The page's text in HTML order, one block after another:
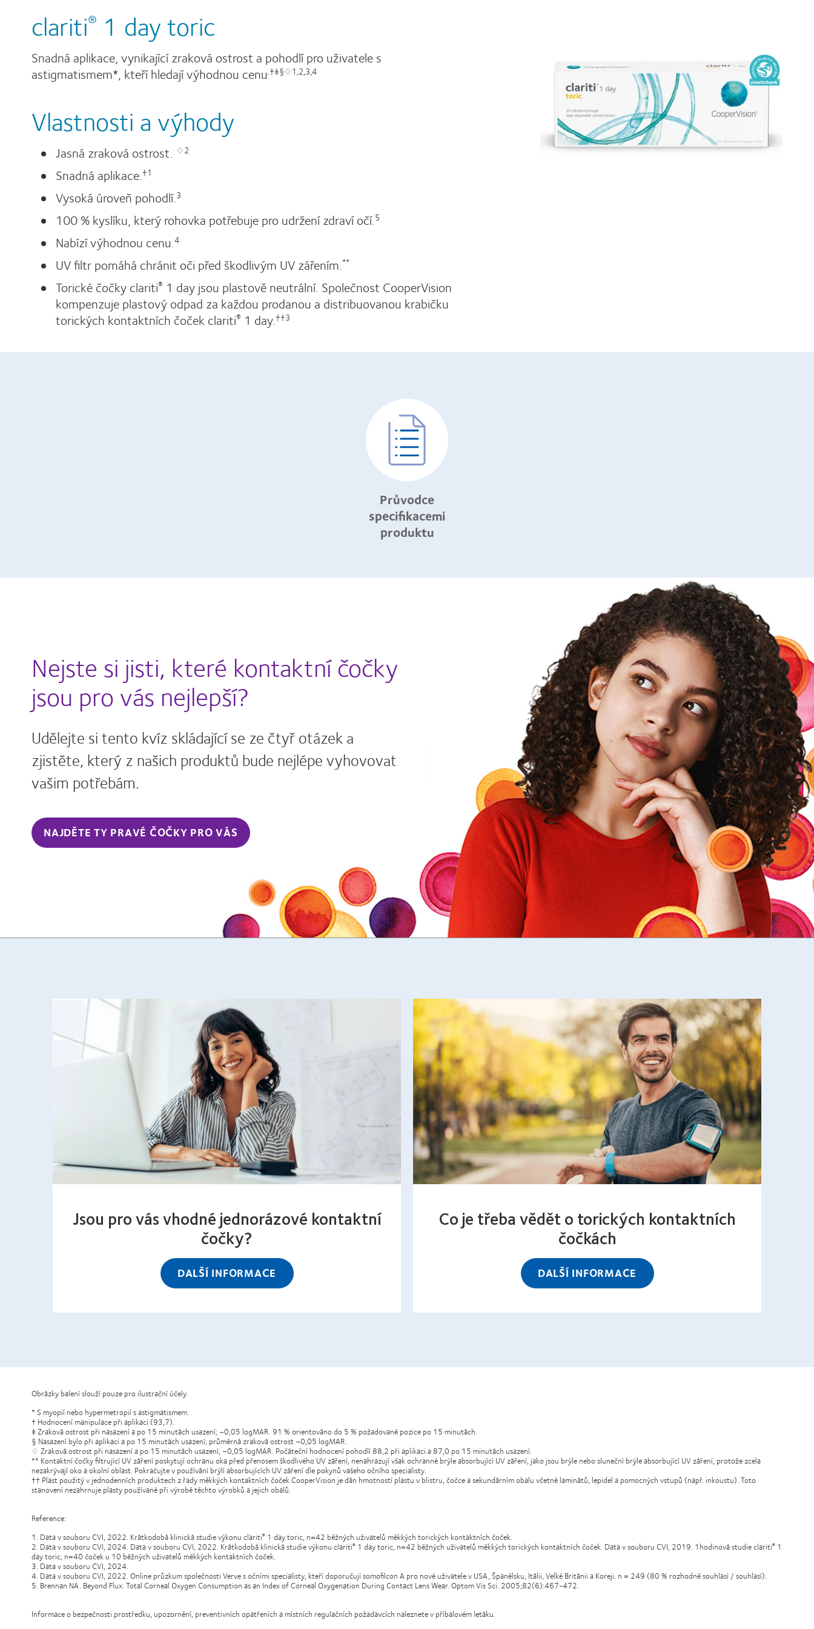
clariti® 1 day toric
Snadná aplikace, vynikající zraková ostrost a pohodlí pro uživatele s
astigmatismem*, kteří hledají výhodnou cenu.†‡§♢1,2,3,4
Vlastnosti a výhody
Jasná zraková ostrost. ♢2
Snadná aplikace.†1
Vysoká úroveň pohodlí.3
100 % kyslíku, který rohovka potřebuje pro udržení zdraví očí.5
Nabízí výhodnou cenu.4
UV filtr pomáhá chránit oči před škodlivým UV zářením.**
Torické čočky clariti® 1 day jsou plastově neutrální. Společnost CooperVision
kompenzuje plastový odpad za každou prodanou a distribuovanou krabičku
torických kontaktních čoček clariti® 1 day.††3
Průvodce
specifikacemi
produktu
Nejste si jisti, které kontaktní čočky
jsou pro vás nejlepší?
Udělejte si tento kvíz skládající se ze čtyř otázek a
zjistěte, který z našich produktů bude nejlépe vyhovovat
vašim potřebám.
NAJDĚTE TY PRAVÉ ČOČKY PRO VÁS
Jsou pro vás vhodné jednorázové kontaktní
čočky?
DALŠÍ INFORMACE
Co je třeba vědět o torických kontaktních
čočkách
DALŠÍ INFORMACE
Obrázky balení slouží pouze pro ilustrační účely.
* S myopií nebo hypermetropií s astigmatismem.
† Hodnocení manipulace při aplikaci (93,7).
‡ Zraková ostrost při nasazení a po 15 minutách usazení; –0,05 logMAR. 91 % orientováno do 5 % požadované pozice po 15 minutách.
§ Nasazení bylo při aplikaci a po 15 minutách usazení; průměrná zraková ostrost –0,05 logMAR.
♢ Zraková ostrost při nasazení a po 15 minutách usazení; –0,05 logMAR. Počáteční hodnocení pohodlí 88,2 při aplikaci a 87,0 po 15 minutách usazení.
** Kontaktní čočky filtrující UV záření poskytují ochranu oka před přenosem škodlivého UV záření, nenahrazují však ochranné brýle absorbující UV záření, jako jsou brýle nebo sluneční brýle absorbující UV záření, protože zcela
nezakrývají oko a okolní oblast. Pokračujte v používání brýlí absorbujících UV záření dle pokynů vašeho očního specialisty.
†† Plast použitý v jednodenních produktech z řady měkkých kontaktních čoček CooperVision je dán hmotností plastu v blistru, čočce a sekundárním obalu včetně laminátů, lepidel a pomocných vstupů (např. inkoustu). Toto
stanovení nezahrnuje plasty používané při výrobě těchto výrobků a jejich obalů.
Reference:
1. Data v souboru CVI, 2022. Krátkodobá klinická studie výkonu clariti® 1 day toric, n=42 běžných uživatelů měkkých torických kontaktních čoček.
2. Data v souboru CVI, 2024. Data v souboru CVI, 2022. Krátkodobá klinická studie výkonu clariti® 1 day toric, n=42 běžných uživatelů měkkých torických kontaktních čoček. Data v souboru CVI, 2019. 1hodinová studie clariti® 1
day toric, n=40 čoček u 10 běžných uživatelů měkkých kontaktních čoček.
3. Data v souboru CVI, 2024.
4. Data v souboru CVI, 2022. Online průzkum společnosti Verve s očními specialisty, kteří doporučují somofilcon A pro nové uživatele v USA, Španělsku, Itálii, Velké Británii a Koreji. n = 249 (80 % rozhodně souhlasí / souhlasí).
5. Brennan NA. Beyond Flux: Total Corneal Oxygen Consumption as an Index of Corneal Oxygenation During Contact Lens Wear. Optom Vis Sci. 2005;82(6):467-472.
Informace o bezpečnosti prostředku, upozornění, preventivních opatřeních a místních regulačních požadavcích naleznete v příbalovém letáku.